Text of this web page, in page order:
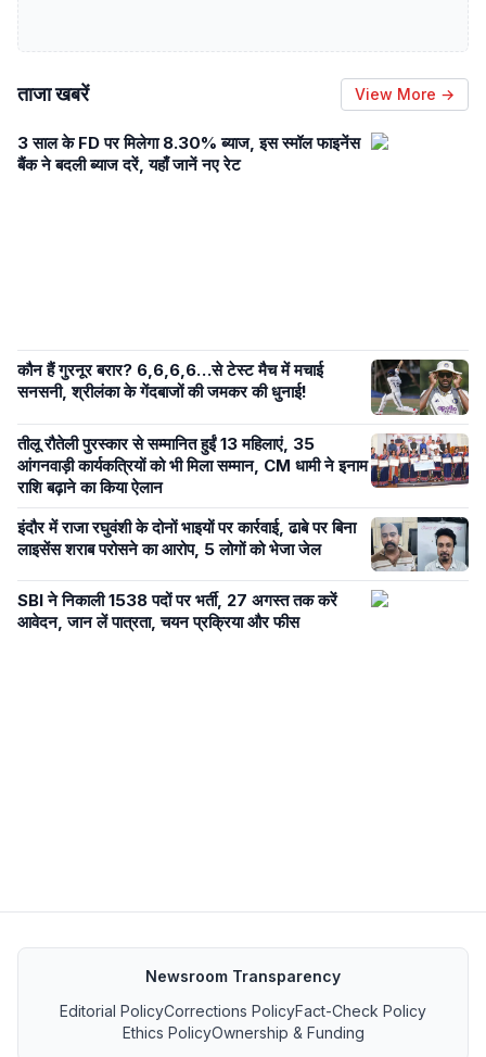
ताजा खबरें View More →
3 साल के FD पर मिलेगा 8.30% ब्याज, इस स्मॉल फाइनेंस
बैंक ने बदली ब्याज दरें, यहाँ जानें नए रेट
कौन हैं गुरनूर बरार? 6,6,6,6…से टेस्ट मैच में मचाई
सनसनी, श्रीलंका के गेंदबाजों की जमकर की धुनाई!
तीलू रौतेली पुरस्कार से सम्मानित हुईं 13 महिलाएं, 35
आंगनवाड़ी कार्यकत्रियों को भी मिला सम्मान, CM धामी ने इनाम
राशि बढ़ाने का किया ऐलान
इंदौर में राजा रघुवंशी के दोनों भाइयों पर कार्रवाई, ढाबे पर बिना
लाइसेंस शराब परोसने का आरोप, 5 लोगों को भेजा जेल
SBI ने निकाली 1538 पदों पर भर्ती, 27 अगस्त तक करें
आवेदन, जान लें पात्रता, चयन प्रक्रिया और फीस
Newsroom Transparency
Editorial PolicyCorrections PolicyFact-Check Policy
Ethics PolicyOwnership & Funding